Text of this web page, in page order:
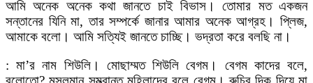
আমি অনেক অনেক কথা জানতে চাই বিভাস। তোমার মত একজন
সন্তানের যিনি মা, তার সম্পর্কে জানার আমার অনেক আগ্রহ। প্লিজ,
আমাকে বলো। আমি সত্যিই জানতে চাচ্ছি। ভদ্রতা করে বলছি না।
: মা’র নাম শিউলি। মোছাম্মত শিউলি বেগম। বেগম কাদের বলে,